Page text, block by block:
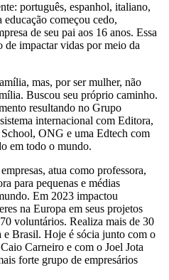
português, espanhol, italiano,
começou cedo,
de seu pai aos 16 anos. Essa
de impactar vidas por meio da
mas, por ser mulher, não
Buscou seu próprio caminho.
resultando no Grupo
internacional com Editora,
ONG e uma Edtech com
em todo o mundo.
atua como professora,
para pequenas e médias
Em 2023 impactou
na Europa em seus projetos
voluntários. Realiza mais de 30
e Brasil. Hoje é sócia junto com o
Carneiro e com o Joel Jota
forte grupo de empresários